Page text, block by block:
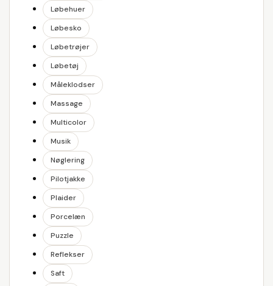
Løbehuer
Løbesko
Løbetrøjer
Løbetøj
Måleklodser
Massage
Multicolor
Musik
Nøglering
Pilotjakke
Plaider
Porcelæn
Puzzle
Reflekser
Saft